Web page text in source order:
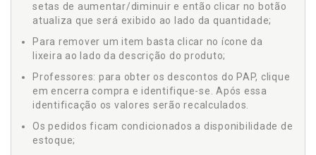
setas de aumentar/diminuir e então clicar no botão
atualiza que será exibido ao lado da quantidade;
Para remover um item basta clicar no ícone da
lixeira ao lado da descrição do produto;
Professores: para obter os descontos do PAP, clique
em encerra compra e identifique-se. Após essa
identificação os valores serão recalculados.
Os pedidos ficam condicionados a disponibilidade de
estoque;